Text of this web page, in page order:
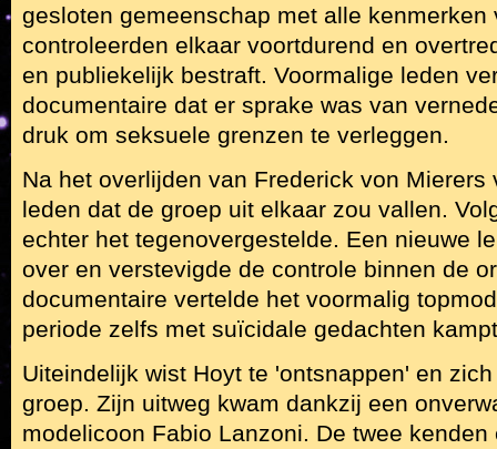
gesloten gemeenschap met alle
controleerden elkaar voortdurend en
en publiekelijk bestraft. Voormalige leden
documentaire dat er sprake was van
druk om seksuele grenzen te verleggen.
Na het overlijden van Frederick von Mierers
leden dat de groep uit elkaar zou vallen.
echter het tegenovergestelde. Een nieuwe
over en verstevigde de controle binnen de
documentaire vertelde het voormalig
periode zelfs met suïcidale gedachten
Uiteindelijk wist Hoyt te 'ontsnappen' en
groep. Zijn uitweg kwam dankzij een
modelicoon Fabio Lanzoni. De twee kenden